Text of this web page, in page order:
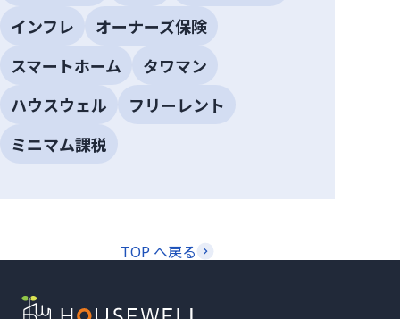
インフレ
オーナーズ保険
スマートホーム
タワマン
ハウスウェル
フリーレント
ミニマム課税
TOP へ戻る